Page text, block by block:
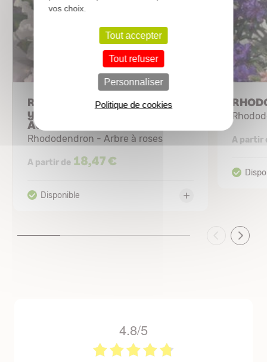
RHODODENDRON
yakushimanum 'Caroline
Allbrook'
Rhododendron - Arbre à roses
A partir de 18,47 €
A partir
4.8/5
vos choix.
Tout accepter
Tout refuser
Personnaliser
Politique de cookies